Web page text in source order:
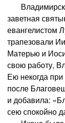
заветная
евангелистом
трапезовали
Матерью и
свою работу,
Ею некогда
после
и добавила:
сею спокойно